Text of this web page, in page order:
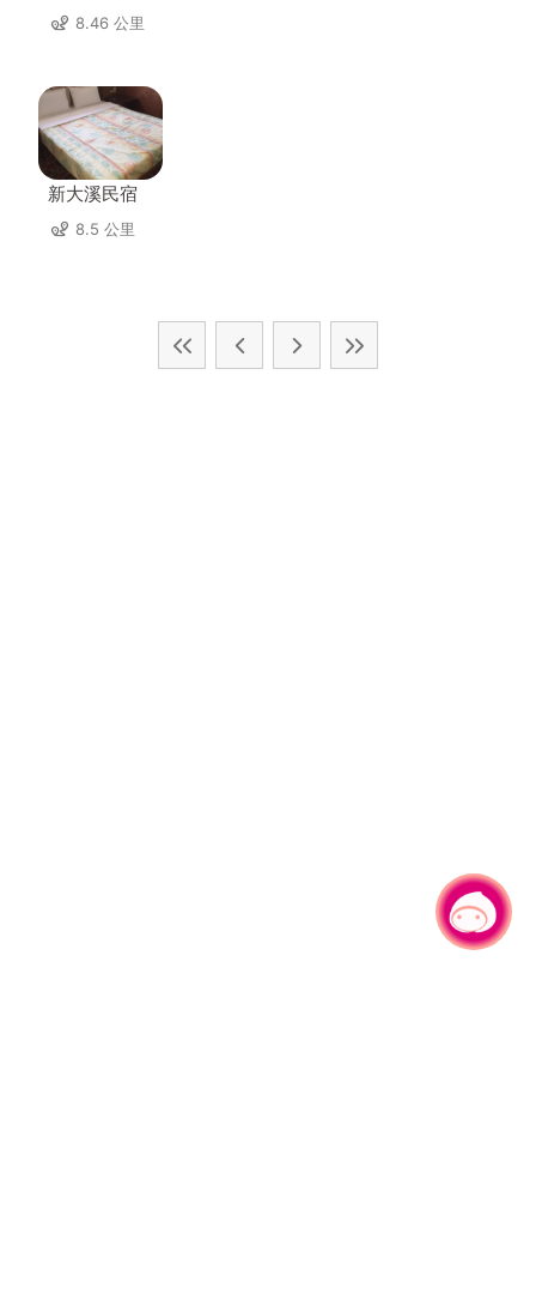
8.46 公里
新大溪民宿
8.5 公里